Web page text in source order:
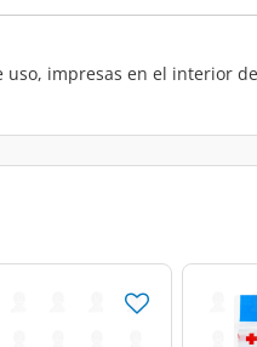
uso, impresas en el interior